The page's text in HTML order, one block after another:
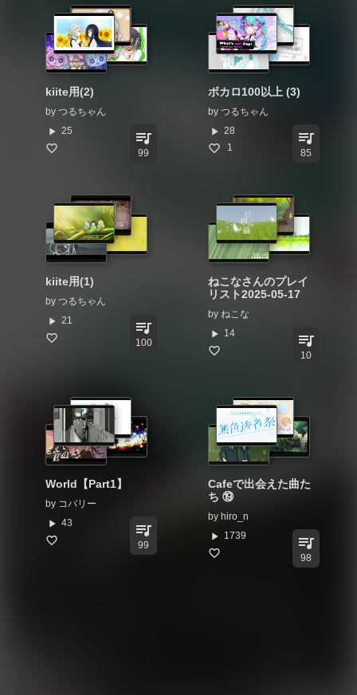
kiite用(2)
by つるちゃん
play_arrow 25 queue_music
99
ボカロ100以上 (3)
by つるちゃん
play_arrow 28
1
queue_music
85
kiite用(1)
by つるちゃん
play_arrow 21 queue_music
100
ねこなさんのプレイ
リスト2025-05-17
by ねこな
play_arrow 14 queue_music
10
World【Part1】
by コバリー
play_arrow 43 queue_music
99
Cafeで出会えた曲た
ち ⑲
by hiro_n
play_arrow 1739 queue_music
98